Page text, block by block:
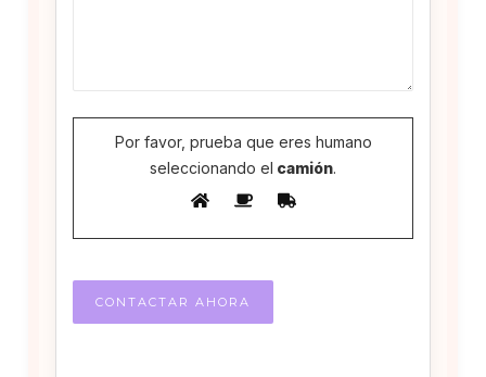
Por favor, prueba que eres humano
seleccionando el camión.